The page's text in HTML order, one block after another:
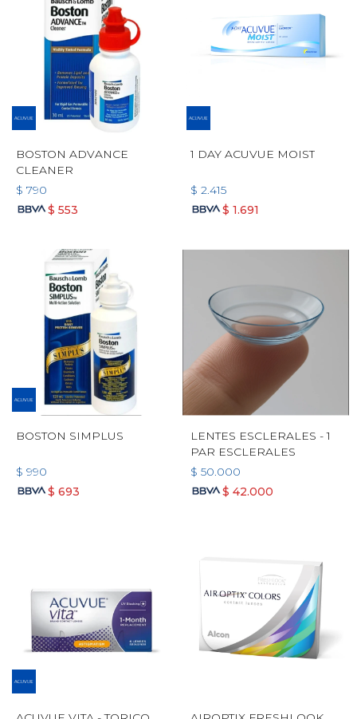
BOSTON ADVANCE
CLEANER
$ 790
$ 553
1 DAY ACUVUE MOIST
$ 2.415
$ 1.691
BOSTON SIMPLUS
$ 990
$ 693
LENTES ESCLERALES - 1
PAR ESCLERALES
$ 50.000
$ 42.000